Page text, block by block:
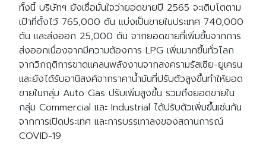
ทั้งนี้ บริษัทฯ ยังเชื่อมั่นใจว่ายอดขายปี 2565 จะเติบโตตาม
เป้าที่ตั้งไว้ 765,000 ตัน แบ่งเป็นขายในประเทศ 740,000
ตัน และส่งออก 25,000 ตัน จากยอดขายที่เพิ่มขึ้นจากการ
ส่งออกเนื่องจากมีความต้องการ LPG เพิ่มมากขึ้นทั่วโลก
จากวิกฤติการขาดแคลนพลังงานจากสงครามรัสเซีย-ยูเครน
และยังได้รับอานิสงค์จากราคาน้ำมันที่ปรับตัวสูงขึ้นทำให้ยอด
ขายในกลุ่ม Auto Gas ปรับเพิ่มสูงขึ้น รวมถึงยอดขายใน
กลุ่ม Commercial และ Industrial ได้ปรับตัวเพิ่มขึ้นเช่นกัน
จากการเปิดประเทศ และการบรรเทาลงของสถานการณ์
COVID-19